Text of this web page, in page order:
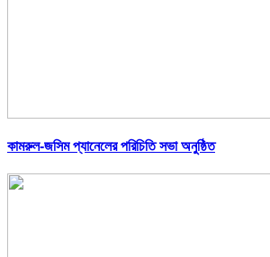
কামরুল-জসিম প্যানেলের পরিচিতি সভা অনুষ্ঠিত